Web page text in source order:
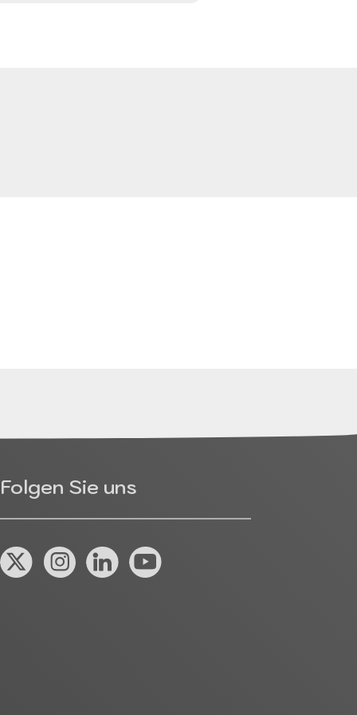
Folgen Sie uns
X (Twitter)
InstagramLinkedin